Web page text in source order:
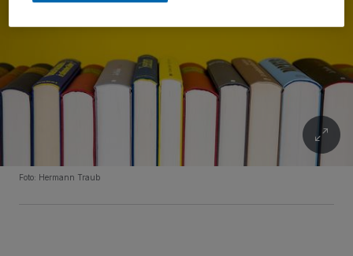
Foto: Hermann Traub